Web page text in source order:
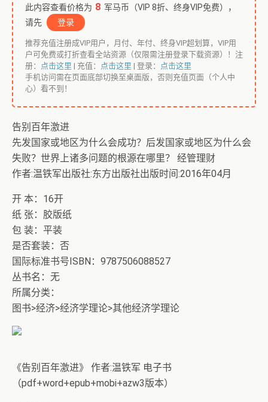
此内容查看价格为 8 军马币（VIP 8折、终身VIP免费），
请先
登录
推荐充值注册成VIP用户，月付、年付、终身VIP超划算，VIP用
户可免费或打折查看全站资源（仅限需注册登录下载资源）！注
册：
点击这里 | 充值： 点击这里 | 登录：
点击这里
手机访问需在页面底部切换至桌面版，否则充值页面（个人中
心）看不到！
告别百年激进
先发国家或地区为什么会成功？后发国家或地区为什么会
失败？世界上诸多问题的根源在哪里？ 经管理财
作者:温铁军出版社:东方出版社出版时间:2016年04月
开 本：16开
纸 张：胶版纸
包 装：平装
是否套装：否
国际标准书号ISBN：9787506088527
丛书名：无
所属分类：
图书>经济>经济学理论>其他经济学理论
《告别百年激进》 作者:温铁军 电子书
（pdf+word+epub+mobi+azw3版本）